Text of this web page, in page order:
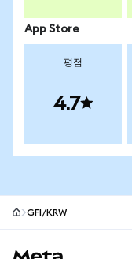
App Store
평점
4.7
GFI/KRW